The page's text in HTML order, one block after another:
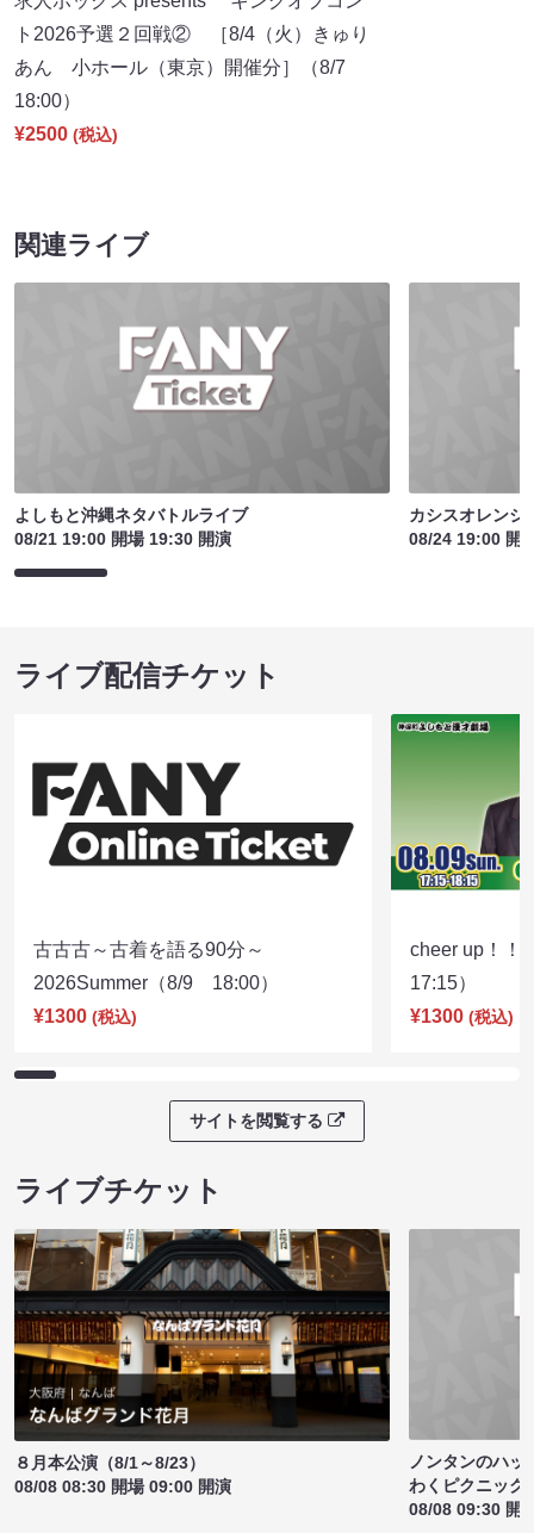
ト2026予選２回戦② ［8/4（火）きゅり
あん 小ホール（東京）開催分］（8/7
18:00）
¥2500 (税込)
関連ライブ
よしもと沖縄ネタバトルライブ
08/21 19:00 開場 19:30 開演
カシスオレンジ
08/24 19:00 開
ライブ配信チケット
古古古～古着を語る90分～
2026Summer（8/9 18:00）
¥1300 (税込)
cheer up！
17:15）
¥1300 (税込)
サイトを閲覧する
ライブチケット
８月本公演（8/1～8/23）
08/08 08:30 開場 09:00 開演
ノンタンのハッ
わくピクニック
08/08 09:30 開